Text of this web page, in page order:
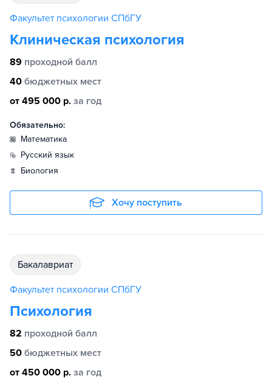
Факультет психологии СПбГУ
Клиническая психология
89 проходной балл
40 бюджетных мест
от 495 000 р. за год
Обязательно:
математика
русский язык
биология
Хочу поступить
бакалавриат
Факультет психологии СПбГУ
Психология
82 проходной балл
50 бюджетных мест
от 450 000 р. за год